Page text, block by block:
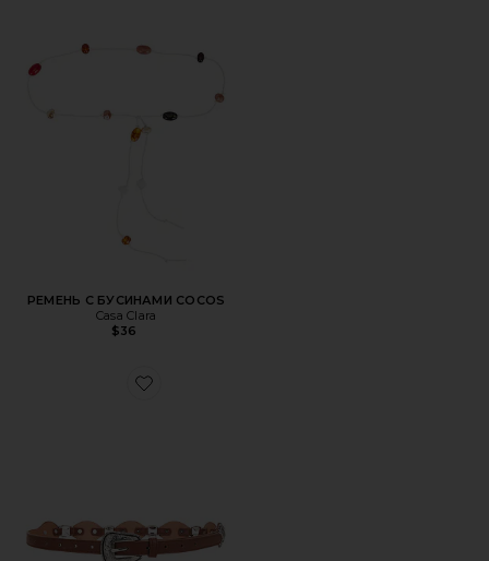
РЕМЕНЬ С БУСИНАМИ COCOS
Casa Clara
$36
Favorite РЕМЕНЬ С ПРЯЖКОЙ